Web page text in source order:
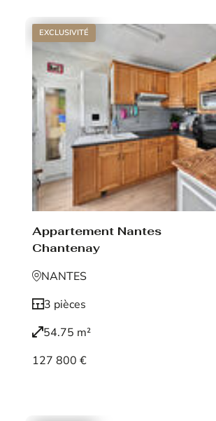
EXCLUSIVITÉ
Appartement Nantes
Chantenay
NANTES
3 pièces
54.75 m²
127 800 €